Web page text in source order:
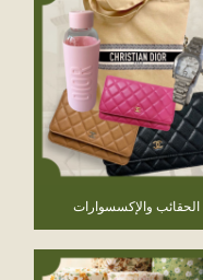
الحقائب والإكسسوارات